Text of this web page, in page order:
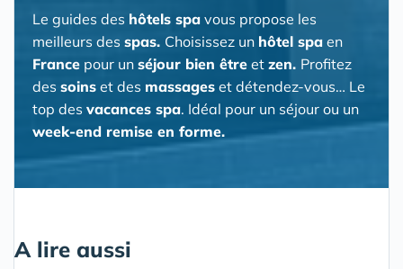
Le guides des hôtels spa vous propose les
meilleurs des spas. Choisissez un hôtel spa en
France pour un séjour bien être et zen. Profitez
des soins et des massages et détendez-vous… Le
top des vacances spa. Idéal pour un séjour ou un
week-end remise en forme.
A lire aussi